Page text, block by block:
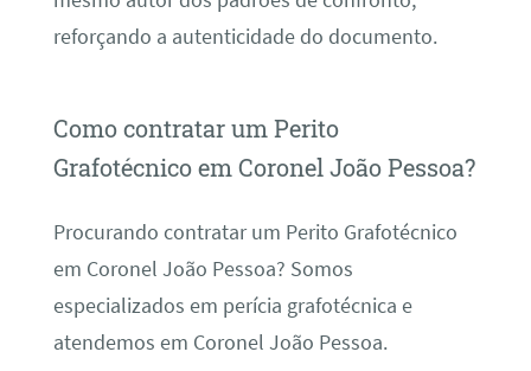
reforçando a autenticidade do documento.
Como contratar um Perito
Grafotécnico em Coronel João Pessoa?
Procurando contratar um Perito Grafotécnico
em Coronel João Pessoa? Somos
especializados em perícia grafotécnica e
atendemos em Coronel João Pessoa.